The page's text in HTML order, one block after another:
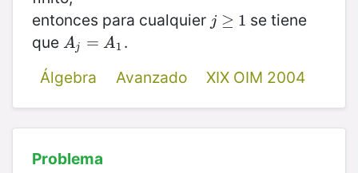
entonces para cualquier j ≥ 1
j≥1
se tiene
que Aj = A1
Aj= A1
.
Álgebra
Avanzado XIX OIM 2004
Problema